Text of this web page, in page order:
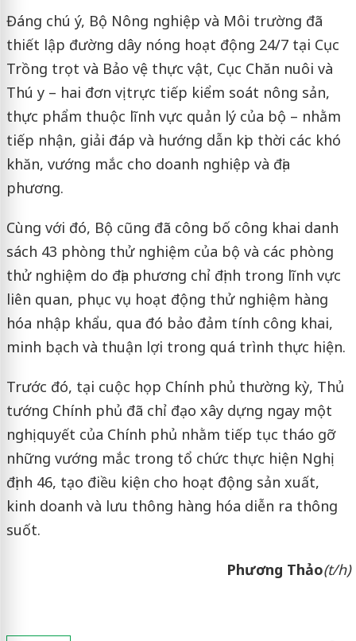
Đáng chú ý, Bộ Nông nghiệp và Môi trường đã
thiết lập đường dây nóng hoạt động 24/7 tại Cục
Trồng trọt và Bảo vệ thực vật, Cục Chăn nuôi và
Thú y – hai đơn vị trực tiếp kiểm soát nông sản,
thực phẩm thuộc lĩnh vực quản lý của bộ – nhằm
tiếp nhận, giải đáp và hướng dẫn kịp thời các khó
khăn, vướng mắc cho doanh nghiệp và địa
phương.
Cùng với đó, Bộ cũng đã công bố công khai danh
sách 43 phòng thử nghiệm của bộ và các phòng
thử nghiệm do địa phương chỉ định trong lĩnh vực
liên quan, phục vụ hoạt động thử nghiệm hàng
hóa nhập khẩu, qua đó bảo đảm tính công khai,
minh bạch và thuận lợi trong quá trình thực hiện.
Trước đó, tại cuộc họp Chính phủ thường kỳ, Thủ
tướng Chính phủ đã chỉ đạo xây dựng ngay một
nghị quyết của Chính phủ nhằm tiếp tục tháo gỡ
những vướng mắc trong tổ chức thực hiện Nghị
định 46, tạo điều kiện cho hoạt động sản xuất,
kinh doanh và lưu thông hàng hóa diễn ra thông
suốt.
Phương Thảo(t/h)